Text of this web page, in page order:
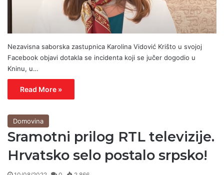
Nezavisna saborska zastupnica Karolina Vidović Krišto u svojoj
Facebook objavi dotakla se incidenta koji se jučer dogodio u
Kninu, u…
Read More »
Domovina
Sramotni prilog RTL televizije.
Hrvatsko selo postalo srpsko!